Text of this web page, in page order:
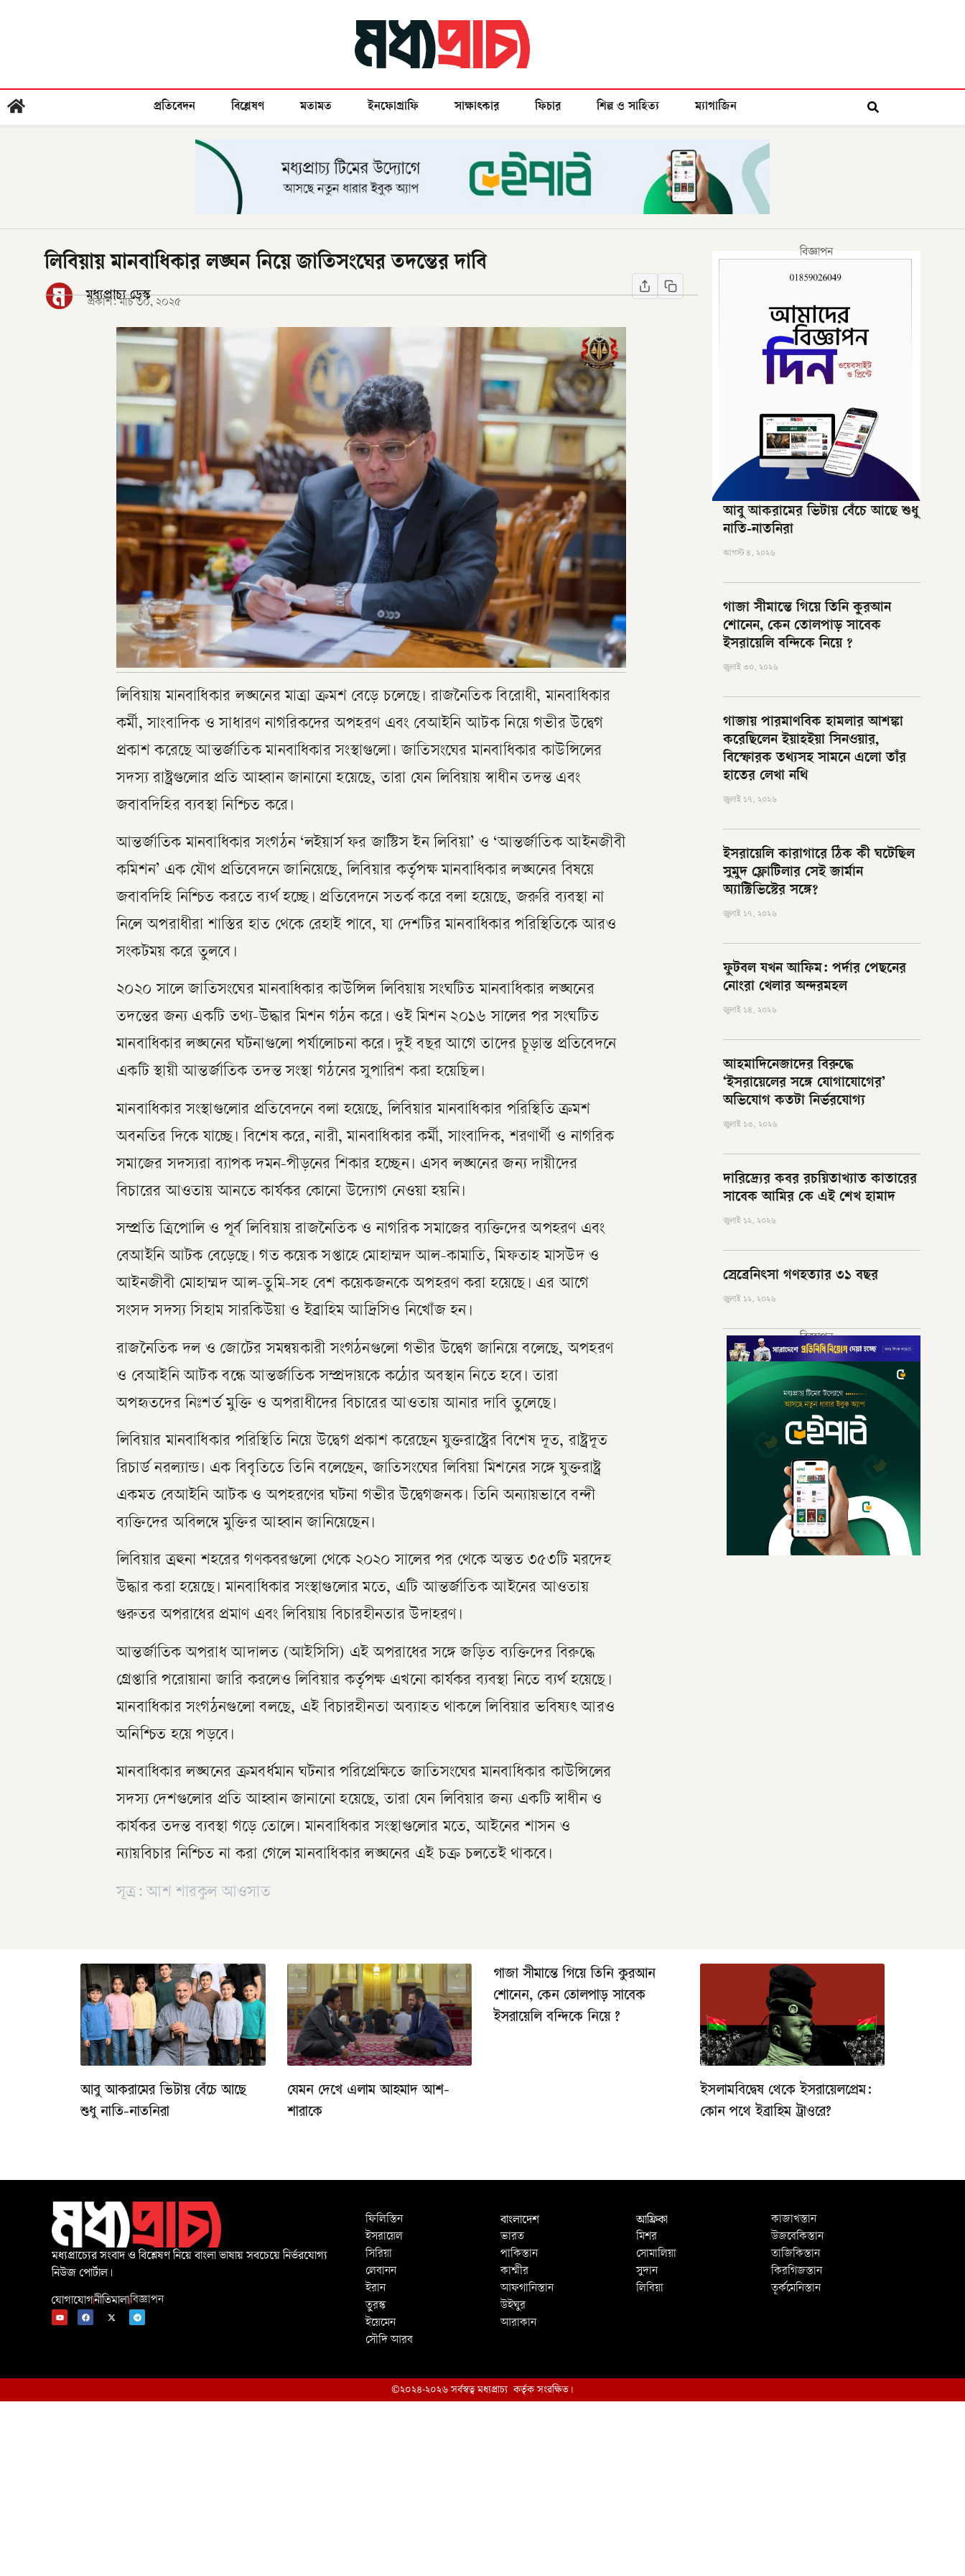
প্রতিবেদন বিশ্লেষণ মতামত ইনফোগ্রাফি সাক্ষাৎকার ফিচার শিল্প ও সাহিত্য ম্যাগাজিন
লিবিয়ায় মানবাধিকার লঙ্ঘন নিয়ে জাতিসংঘের তদন্তের দাবি
মধ্যপ্রাচ্য ডেস্ক
প্রকাশ: মার্চ ৩০, ২০২৫
লিবিয়ায় মানবাধিকার লঙ্ঘনের মাত্রা ক্রমশ বেড়ে চলেছে। রাজনৈতিক বিরোধী, মানবাধিকার
কর্মী, সাংবাদিক ও সাধারণ নাগরিকদের অপহরণ এবং বেআইনি আটক নিয়ে গভীর উদ্বেগ
প্রকাশ করেছে আন্তর্জাতিক মানবাধিকার সংস্থাগুলো। জাতিসংঘের মানবাধিকার কাউন্সিলের
সদস্য রাষ্ট্রগুলোর প্রতি আহ্বান জানানো হয়েছে, তারা যেন লিবিয়ায় স্বাধীন তদন্ত এবং
জবাবদিহির ব্যবস্থা নিশ্চিত করে।
আন্তর্জাতিক মানবাধিকার সংগঠন ‘লইয়ার্স ফর জাস্টিস ইন লিবিয়া’ ও ‘আন্তর্জাতিক আইনজীবী
কমিশন’ এক যৌথ প্রতিবেদনে জানিয়েছে, লিবিয়ার কর্তৃপক্ষ মানবাধিকার লঙ্ঘনের বিষয়ে
জবাবদিহি নিশ্চিত করতে ব্যর্থ হচ্ছে। প্রতিবেদনে সতর্ক করে বলা হয়েছে, জরুরি ব্যবস্থা না
নিলে অপরাধীরা শাস্তির হাত থেকে রেহাই পাবে, যা দেশটির মানবাধিকার পরিস্থিতিকে আরও
সংকটময় করে তুলবে।
২০২০ সালে জাতিসংঘের মানবাধিকার কাউন্সিল লিবিয়ায় সংঘটিত মানবাধিকার লঙ্ঘনের
তদন্তের জন্য একটি তথ্য-উদ্ধার মিশন গঠন করে। ওই মিশন ২০১৬ সালের পর সংঘটিত
মানবাধিকার লঙ্ঘনের ঘটনাগুলো পর্যালোচনা করে। দুই বছর আগে তাদের চূড়ান্ত প্রতিবেদনে
একটি স্থায়ী আন্তর্জাতিক তদন্ত সংস্থা গঠনের সুপারিশ করা হয়েছিল।
মানবাধিকার সংস্থাগুলোর প্রতিবেদনে বলা হয়েছে, লিবিয়ার মানবাধিকার পরিস্থিতি ক্রমশ
অবনতির দিকে যাচ্ছে। বিশেষ করে, নারী, মানবাধিকার কর্মী, সাংবাদিক, শরণার্থী ও নাগরিক
সমাজের সদস্যরা ব্যাপক দমন-পীড়নের শিকার হচ্ছেন। এসব লঙ্ঘনের জন্য দায়ীদের
বিচারের আওতায় আনতে কার্যকর কোনো উদ্যোগ নেওয়া হয়নি।
সম্প্রতি ত্রিপোলি ও পূর্ব লিবিয়ায় রাজনৈতিক ও নাগরিক সমাজের ব্যক্তিদের অপহরণ এবং
বেআইনি আটক বেড়েছে। গত কয়েক সপ্তাহে মোহাম্মদ আল-কামাতি, মিফতাহ মাসউদ ও
আইনজীবী মোহাম্মদ আল-তুমি-সহ বেশ কয়েকজনকে অপহরণ করা হয়েছে। এর আগে
সংসদ সদস্য সিহাম সারকিউয়া ও ইব্রাহিম আদ্রিসিও নিখোঁজ হন।
রাজনৈতিক দল ও জোটের সমন্বয়কারী সংগঠনগুলো গভীর উদ্বেগ জানিয়ে বলেছে, অপহরণ
ও বেআইনি আটক বন্ধে আন্তর্জাতিক সম্প্রদায়কে কঠোর অবস্থান নিতে হবে। তারা
অপহৃতদের নিঃশর্ত মুক্তি ও অপরাধীদের বিচারের আওতায় আনার দাবি তুলেছে।
লিবিয়ার মানবাধিকার পরিস্থিতি নিয়ে উদ্বেগ প্রকাশ করেছেন যুক্তরাষ্ট্রের বিশেষ দূত, রাষ্ট্রদূত
রিচার্ড নরল্যান্ড। এক বিবৃতিতে তিনি বলেছেন, জাতিসংঘের লিবিয়া মিশনের সঙ্গে যুক্তরাষ্ট্র
একমত বেআইনি আটক ও অপহরণের ঘটনা গভীর উদ্বেগজনক। তিনি অন্যায়ভাবে বন্দী
ব্যক্তিদের অবিলম্বে মুক্তির আহ্বান জানিয়েছেন।
লিবিয়ার ত্রহুনা শহরের গণকবরগুলো থেকে ২০২০ সালের পর থেকে অন্তত ৩৫৩টি মরদেহ
উদ্ধার করা হয়েছে। মানবাধিকার সংস্থাগুলোর মতে, এটি আন্তর্জাতিক আইনের আওতায়
গুরুতর অপরাধের প্রমাণ এবং লিবিয়ায় বিচারহীনতার উদাহরণ।
আন্তর্জাতিক অপরাধ আদালত (আইসিসি) এই অপরাধের সঙ্গে জড়িত ব্যক্তিদের বিরুদ্ধে
গ্রেপ্তারি পরোয়ানা জারি করলেও লিবিয়ার কর্তৃপক্ষ এখনো কার্যকর ব্যবস্থা নিতে ব্যর্থ হয়েছে।
মানবাধিকার সংগঠনগুলো বলছে, এই বিচারহীনতা অব্যাহত থাকলে লিবিয়ার ভবিষ্যৎ আরও
অনিশ্চিত হয়ে পড়বে।
মানবাধিকার লঙ্ঘনের ক্রমবর্ধমান ঘটনার পরিপ্রেক্ষিতে জাতিসংঘের মানবাধিকার কাউন্সিলের
সদস্য দেশগুলোর প্রতি আহ্বান জানানো হয়েছে, তারা যেন লিবিয়ার জন্য একটি স্বাধীন ও
কার্যকর তদন্ত ব্যবস্থা গড়ে তোলে। মানবাধিকার সংস্থাগুলোর মতে, আইনের শাসন ও
ন্যায়বিচার নিশ্চিত না করা গেলে মানবাধিকার লঙ্ঘনের এই চক্র চলতেই থাকবে।
সূত্র: আশ শারকুল আওসাত
বিজ্ঞাপন
আবু আকরামের ভিটায় বেঁচে আছে শুধু
নাতি-নাতনিরা
আগস্ট ৪, ২০২৬
গাজা সীমান্তে গিয়ে তিনি কুরআন
শোনেন, কেন তোলপাড় সাবেক
ইসরায়েলি বন্দিকে নিয়ে ?
জুলাই ৩০, ২০২৬
গাজায় পারমাণবিক হামলার আশঙ্কা
করেছিলেন ইয়াহইয়া সিনওয়ার,
বিস্ফোরক তথ্যসহ সামনে এলো তাঁর
হাতের লেখা নথি
জুলাই ১৭, ২০২৬
ইসরায়েলি কারাগারে ঠিক কী ঘটেছিল
সুমুদ ফ্লোটিলার সেই জার্মান
অ্যাক্টিভিস্টের সঙ্গে?
জুলাই ১৭, ২০২৬
ফুটবল যখন আফিম: পর্দার পেছনের
নোংরা খেলার অন্দরমহল
জুলাই ১৪, ২০২৬
আহমাদিনেজাদের বিরুদ্ধে
‘ইসরায়েলের সঙ্গে যোগাযোগের’
অভিযোগ কতটা নির্ভরযোগ্য
জুলাই ১৩, ২০২৬
দারিদ্র্যের কবর রচয়িতাখ্যাত কাতারের
সাবেক আমির কে এই শেখ হামাদ
জুলাই ১২, ২০২৬
স্রেব্রেনিৎসা গণহত্যার ৩১ বছর
জুলাই ১২, ২০২৬
বিজ্ঞাপন
আবু আকরামের ভিটায় বেঁচে আছে
শুধু নাতি-নাতনিরা
যেমন দেখে এলাম আহমাদ আশ-
শারাকে
গাজা সীমান্তে গিয়ে তিনি কুরআন
শোনেন, কেন তোলপাড় সাবেক
ইসরায়েলি বন্দিকে নিয়ে ?
ইসলামবিদ্বেষ থেকে ইসরায়েলপ্রেম:
কোন পথে ইব্রাহিম ট্রাওরে?
মধ্যপ্রাচ্যের সংবাদ ও বিশ্লেষণ নিয়ে বাংলা ভাষায় সবচেয়ে নির্ভরযোগ্য
নিউজ পোর্টাল।
যোগাযোগনীতিমালাবিজ্ঞাপন
ফিলিস্তিন
ইসরায়েল
সিরিয়া
লেবানন
ইরান
তুরস্ক
ইয়েমেন
সৌদি আরব
বাংলাদেশ
ভারত
পাকিস্তান
কাশ্মীর
আফগানিস্তান
উইঘুর
আরাকান
আফ্রিকা
মিশর
সোমালিয়া
সুদান
লিবিয়া
কাজাখস্তান
উজবেকিস্তান
তাজিকিস্তান
কিরগিজস্তান
তূর্কমেনিস্তান
©২০২৪-২০২৬ সর্বস্বত্ব মধ্যপ্রাচ্য কর্তৃক সংরক্ষিত।